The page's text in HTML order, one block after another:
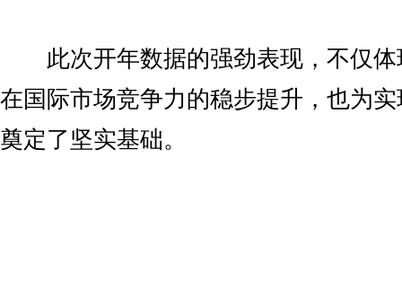
此次开年数据的强劲表现，不仅体
在国际市场竞争力的稳步提升，也为
奠定了坚实基础。